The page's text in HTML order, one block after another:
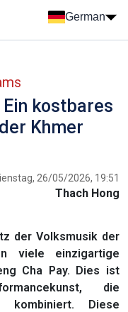
German
Ein kostbares
Khmer
26/05/2026, 19:51
Thach Hong
der Volksmusik der
viele einzigartige
Cha Pay. Dies ist
die
kombiniert. Diese